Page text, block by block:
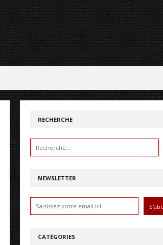
NEWSLETTER
RECHERCHE
CATÉGORIES